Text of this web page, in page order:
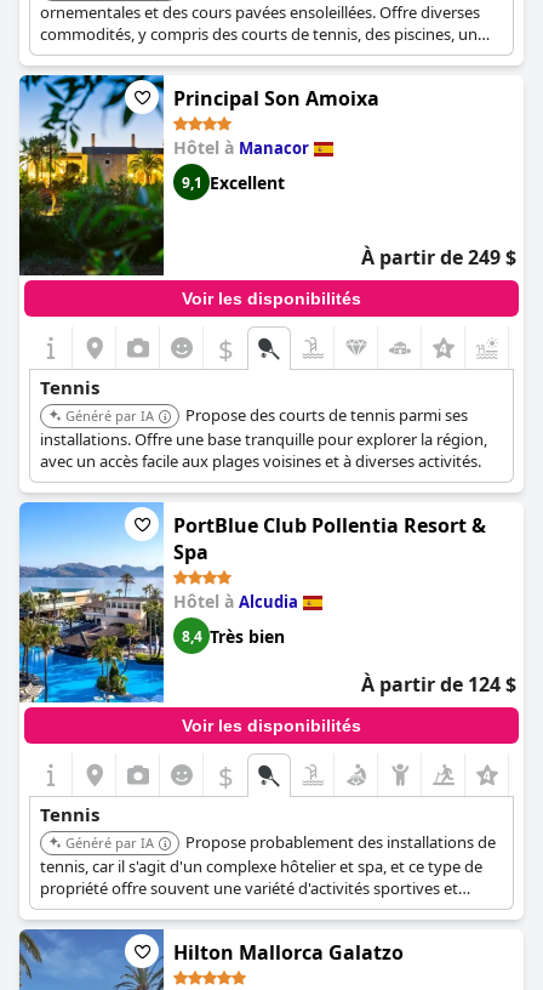
ornementales et des cours pavées ensoleillées. Offre diverses
commodités, y compris des courts de tennis, des piscines, un
spa et des options de restauration raffinées.
Principal Son Amoixa
Hôtel à Manacor
9,1 Excellent
À partir de 249 $
Voir les disponibilités
$
Tennis
Généré par IA
Propose des courts de tennis parmi ses
installations. Offre une base tranquille pour explorer la région,
avec un accès facile aux plages voisines et à diverses activités.
PortBlue Club Pollentia Resort &
Spa
Hôtel à Alcudia
8,4 Très bien
À partir de 124 $
Voir les disponibilités
$
Tennis
Généré par IA
Propose probablement des installations de
tennis, car il s'agit d'un complexe hôtelier et spa, et ce type de
propriété offre souvent une variété d'activités sportives et
récréatives. Une expérience de complexe hôtelier complète avec
plusieurs piscines, options de restauration et services de spa.
Hilton Mallorca Galatzo